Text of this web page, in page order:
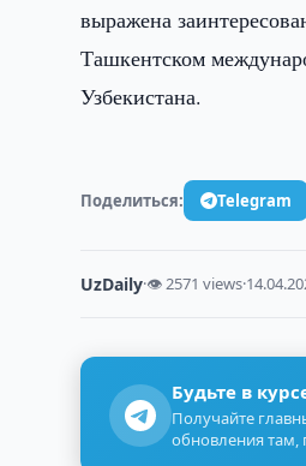
выражена
Ташкентском
Узбекистана.
Поделиться: Telegram
UzDaily·👁 2571 views·
Будьте в
Получайте
обновления там,